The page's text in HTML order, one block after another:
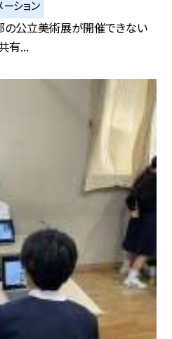
ション
公立美術展が開催できない
有...